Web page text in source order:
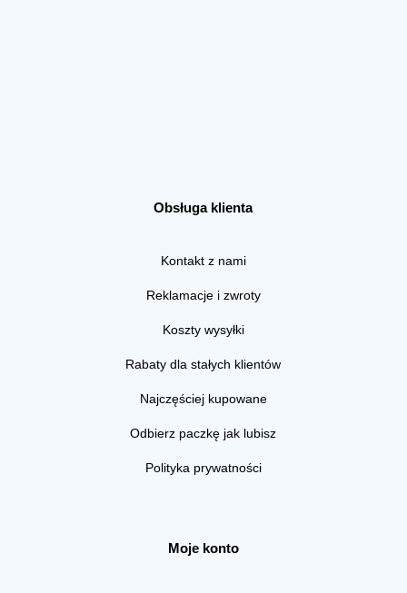
Obsługa klienta
Kontakt z nami
Reklamacje i zwroty
Koszty wysyłki
Rabaty dla stałych klientów
Najczęściej kupowane
Odbierz paczkę jak lubisz
Polityka prywatności
Moje konto